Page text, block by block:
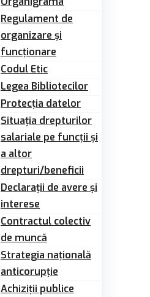
Regulament de
organizare și
funcționare
Codul Etic
Legea Bibliotecilor
Protecția datelor
Situația drepturilor
salariale pe funcții și
a altor
drepturi/beneficii
Declarații de avere și
interese
Contractul colectiv
de muncă
Strategia națională
anticorupție
Achiziții publice